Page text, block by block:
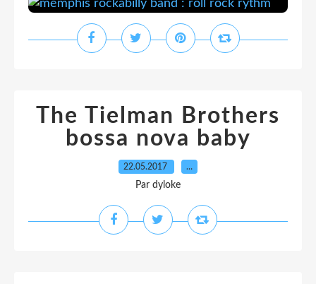
The Tielman Brothers
bossa nova baby
22.05.2017 …
Par dyloke